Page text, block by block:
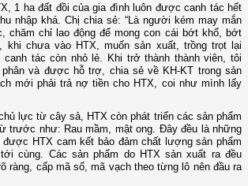
1 ha đất đồi của gia đình luôn được canh tác hết
nhập khá. Chị chia sẻ: “Là người kém may mắn
chăm chỉ lao động để mong con cái bớt khổ, bớt
khi chưa vào HTX, muốn sản xuất, trồng trọt lại
tác còn nhỏ lẻ. Khi trở thành thành viên, tôi
và được hỗ trợ, chia sẻ về KH-KT trong sản
mới phải trả nợ tiền cho HTX, coi như mình lấy
lực từ cây sả, HTX còn phát triển các sản phẩm
trước như: Rau mầm, mật ong. Đây đều là những
được HTX cam kết bảo đảm chất lượng sản phẩm
cùng. Các sản phẩm do HTX sản xuất ra đều
ràng, cấp mã số, mã vạch theo từng lô nên đầu ra